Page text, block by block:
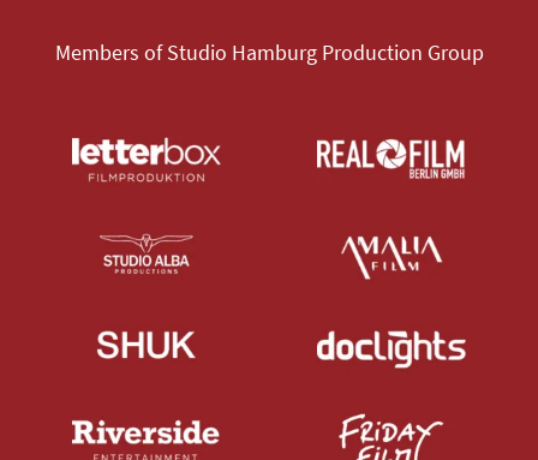
Members of Studio Hamburg Production Group